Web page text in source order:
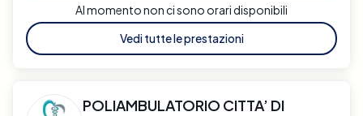
Al momento non ci sono orari disponibili
Vedi tutte le prestazioni
POLIAMBULATORIO CITTA’ DI